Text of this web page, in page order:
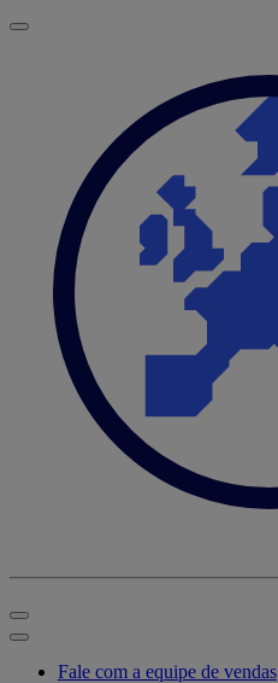
Fale com a equipe de vendas